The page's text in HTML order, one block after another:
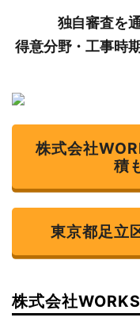
独自審査を
得意分野・工事時
株式会社
積
東京都足立
株式会社